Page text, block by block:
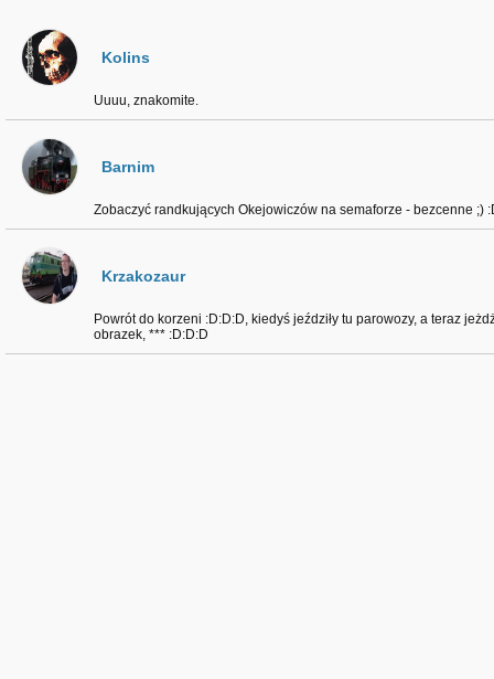
Kolins
Uuuu, znakomite.
Barnim
Zobaczyć randkujących Okejowiczów na semaforze - bezcenne ;)
Krzakozaur
Powrót do korzeni :D:D:D, kiedyś jeździły tu parowozy, a teraz
obrazek, *** :D:D:D